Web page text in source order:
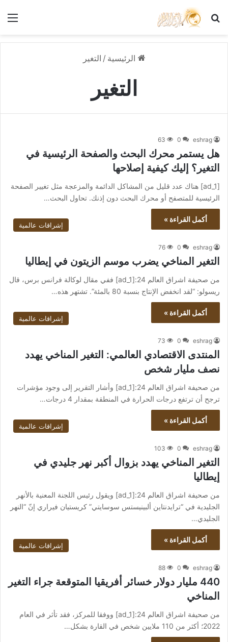
بحث عن
الرئيسية / التغير
التغير
eshrag
0
63
هل يستمر محرك البحث والصفحة الرئيسية في
التغير؟ إليك كيفية إصلاحها
[ad_1] هناك عدد قليل من المشاكل الدائمة والمزعجة مثل تغيير الصفحة
الرئيسية للمتصفح أو محرك البحث دون إذنك. تحاول البحث…
أكمل القراءة »
إشراقات عالمية
eshrag
0
76
التغير المناخي يضرب موسم الزيتون في إيطاليا
من صحيفة اشراق العالم 24:[ad_1] ففي مقال لوكالة فرانس برس، قال
ريسولو: “لقد انخفض الإنتاج بنسبة 80 بالمئة”. تشتهر هذه…
أكمل القراءة »
إشراقات عالمية
eshrag
0
73
المنتدى الاقتصادي العالمي: التغير المناخي يهدد
نصف مليار شخص
من صحيفة اشراق العالم 24:[ad_1] وأشار التقرير إلى وجود مؤشرات
ترجح أن ترتفع درجات الحرارة في المنطقة بمقدار 4 درجات…
أكمل القراءة »
إشراقات عالمية
eshrag
0
103
التغير المناخي يهدد بزوال أكبر نهر جليدي في
إيطاليا
من صحيفة اشراق العالم 24:[ad_1] ويقول رئيس اللجنة المعنية بالأنهر
الجليدية في “ترايدنتاين ألبينيستس سوسايتي” كريستيان فيراري إنّ “النهر
الجليدي…
أكمل القراءة »
إشراقات عالمية
eshrag
0
88
440 مليار دولار خسائر أفريقيا المتوقعة جراء التغير
المناخي
من صحيفة اشراق العالم 24:[ad_1] ووفقا للمركز، فقد تأثر في العام
2022؛ أكثر من 110 ملايين شخص في القارة بشكل…